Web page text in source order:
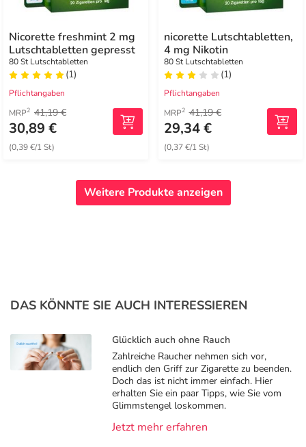
Nicorette freshmint 2 mg
Lutschtabletten gepresst
80 St Lutschtabletten
(1)
Pflichtangaben
MRP2 41,19 €
30,89 €
(0,39 €/1 St)
nicorette Lutschtabletten,
4 mg Nikotin
80 St Lutschtabletten
(1)
Pflichtangaben
MRP2 41,19 €
29,34 €
(0,37 €/1 St)
Weitere Produkte anzeigen
DAS KÖNNTE SIE AUCH INTERESSIEREN
Glücklich auch ohne Rauch
Zahlreiche Raucher nehmen sich vor,
endlich den Griff zur Zigarette zu beenden.
Doch das ist nicht immer einfach. Hier
erhalten Sie ein paar Tipps, wie Sie vom
Glimmstengel loskommen.
Jetzt mehr erfahren